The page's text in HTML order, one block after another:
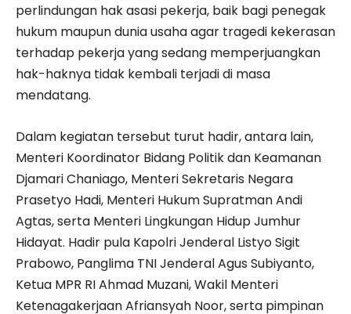
perlindungan hak asasi pekerja, baik bagi penegak
hukum maupun dunia usaha agar tragedi kekerasan
terhadap pekerja yang sedang memperjuangkan
hak-haknya tidak kembali terjadi di masa
mendatang.
Dalam kegiatan tersebut turut hadir, antara lain,
Menteri Koordinator Bidang Politik dan Keamanan
Djamari Chaniago, Menteri Sekretaris Negara
Prasetyo Hadi, Menteri Hukum Supratman Andi
Agtas, serta Menteri Lingkungan Hidup Jumhur
Hidayat. Hadir pula Kapolri Jenderal Listyo Sigit
Prabowo, Panglima TNI Jenderal Agus Subiyanto,
Ketua MPR RI Ahmad Muzani, Wakil Menteri
Ketenagakerjaan Afriansyah Noor, serta pimpinan